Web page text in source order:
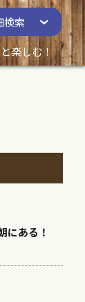
検索
楽しむ！
にある！